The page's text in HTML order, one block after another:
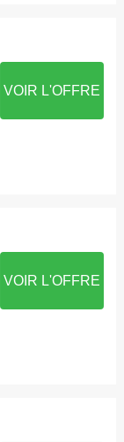
VOIR L'OFFRE
VOIR L'OFFRE